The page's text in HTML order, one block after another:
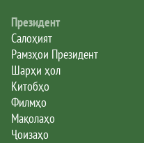
Дастгоҳи иҷроия
Нома ба Президент
Президент
Салоҳият
Рамзҳои Президент
Шарҳи ҳол
Китобҳо
Филмҳо
Мақолаҳо
Ҷоизаҳо